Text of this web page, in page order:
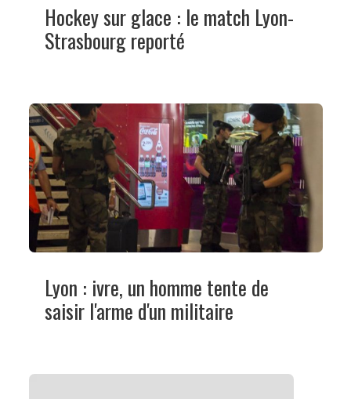
Hockey sur glace : le match Lyon-
Strasbourg reporté
Lyon : ivre, un homme tente de
saisir l'arme d'un militaire